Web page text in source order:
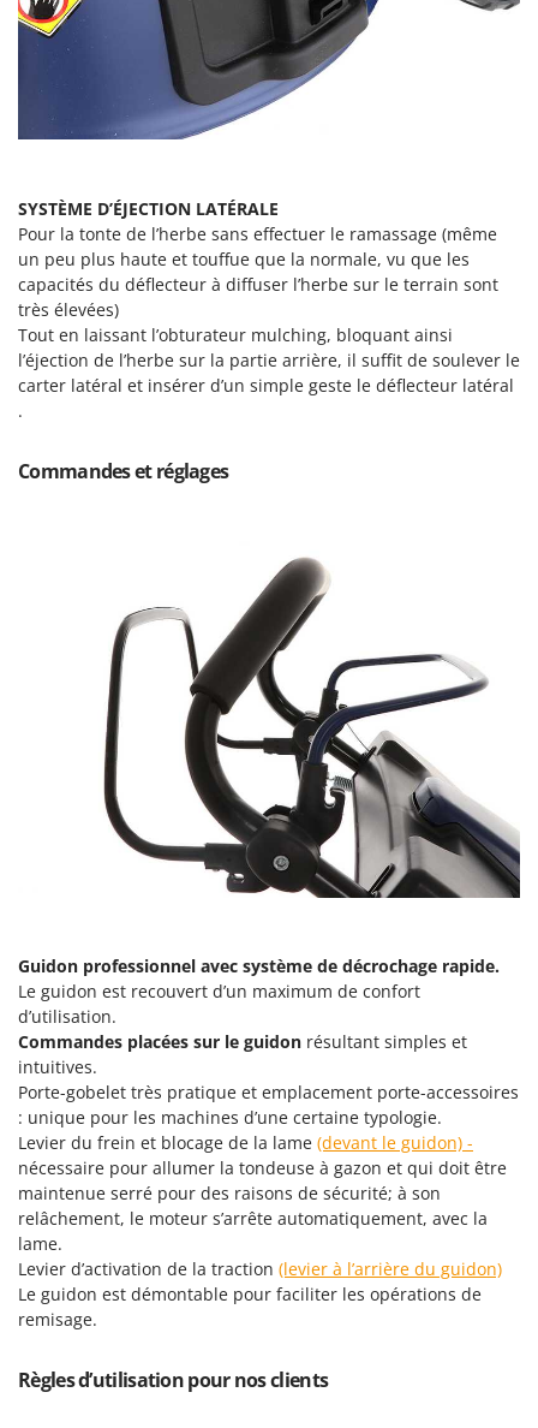
SYSTÈME D’ÉJECTION LATÉRALE
Pour la tonte de l’herbe sans effectuer le ramassage (même
un peu plus haute et touffue que la normale, vu que les
capacités du déflecteur à diffuser l’herbe sur le terrain sont
très élevées)
Tout en laissant l’obturateur mulching, bloquant ainsi
l’éjection de l’herbe sur la partie arrière, il suffit de soulever le
carter latéral et insérer d’un simple geste le déflecteur latéral
.
Commandes et réglages
Guidon professionnel avec système de décrochage rapide.
Le guidon est recouvert d’un maximum de confort
d’utilisation.
Commandes placées sur le guidon résultant simples et
intuitives.
Porte-gobelet très pratique et emplacement porte-accessoires
: unique pour les machines d’une certaine typologie.
Levier du frein et blocage de la lame (devant le guidon) -
nécessaire pour allumer la tondeuse à gazon et qui doit être
maintenue serré pour des raisons de sécurité; à son
relâchement, le moteur s’arrête automatiquement, avec la
lame.
Levier d’activation de la traction (levier à l’arrière du guidon)
Le guidon est démontable pour faciliter les opérations de
remisage.
Règles d’utilisation pour nos clients